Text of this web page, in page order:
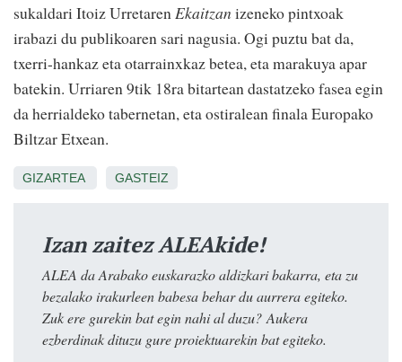
sukaldari Itoiz UrretarenEkaitzan izeneko pintxoak
irabazi du publikoaren sari nagusia. Ogi puztu bat da,
txerri-hankaz eta otarrainxkaz betea, eta marakuya apar
batekin. Urriaren 9tik 18ra bitartean dastatzeko fasea egin
da herrialdeko tabernetan, eta ostiralean finala Europako
Biltzar Etxean.
GIZARTEA GASTEIZ
Izan zaitez ALEAkide!
ALEA da Arabako euskarazko aldizkari bakarra, eta zu
bezalako irakurleen babesa behar du aurrera egiteko.
Zuk ere gurekin bat egin nahi al duzu? Aukera
ezberdinak dituzu gure proiektuarekin bat egiteko.